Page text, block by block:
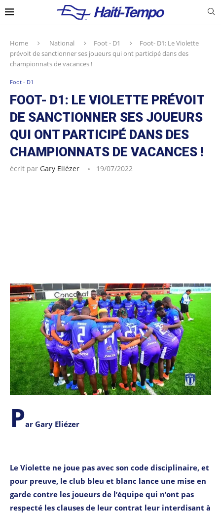
Home National Foot - D1
Foot- D1: Le Violette
prévoit de sanctionner ses joueurs qui ont participé dans des
championnats de vacances !
Foot - D1
FOOT- D1: LE VIOLETTE PRÉVOIT
DE SANCTIONNER SES JOUEURS
QUI ONT PARTICIPÉ DANS DES
CHAMPIONNATS DE VACANCES !
écrit par Gary Eliézer 19/07/2022
Par Gary Eliézer
Le Violette ne joue pas avec son code disciplinaire, et
pour preuve, le club bleu et blanc lance une mise en
garde contre les joueurs de l’équipe qui n’ont pas
respecté les clauses de leur contrat leur interdisant à